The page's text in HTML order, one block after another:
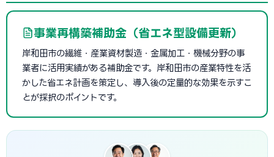
事業再構築補助金（省エネ型設備更新）
岸和田市の繊維・産業資材製造・金属加工・機械分野の事
業者に活用実績がある補助金です。岸和田市の産業特性を活
かした省エネ計画を策定し、導入後の定量的な効果を示すこ
とが採択のポイントです。